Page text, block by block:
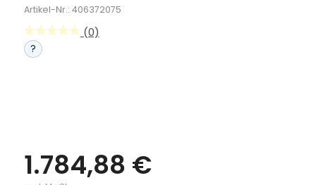
Artikel-Nr.: 406372075
(0)
?
1.784,88 €